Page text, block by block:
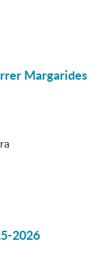
Margarides
2026